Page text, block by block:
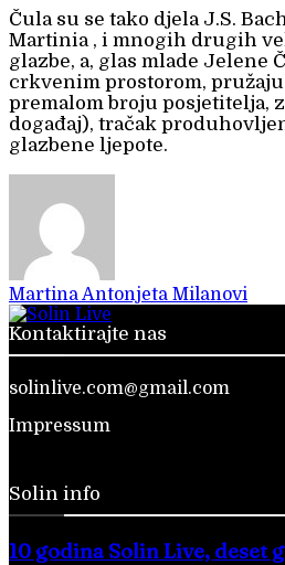
Čula su se tako djela J.S.
Martinia , i mnogih drugih
glazbe, a, glas mlade Jelene
crkvenim prostorom,
premalom broju posjetitelja,
događaj), tračak
glazbene ljepote.
Martina Antonjeta Milanovi
Kontaktirajte nas
solinlive.com@gmail.com
Impressum
Solin info
10 godina Solin Live, deset